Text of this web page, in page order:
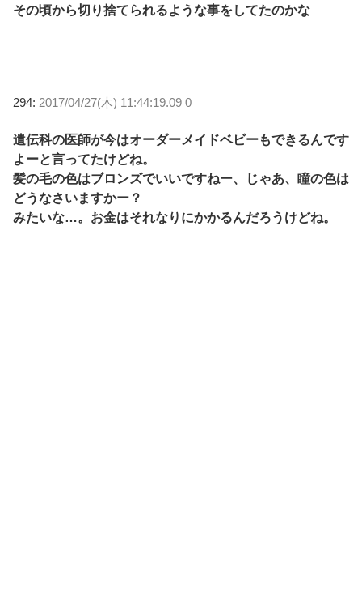
その頃から切り捨てられるような事をしてたのかな
294: 2017/04/27(木) 11:44:19.09 0
遺伝科の医師が今はオーダーメイドベビーもできるんです
よーと言ってたけどね。
髪の毛の色はブロンズでいいですねー、じゃあ、瞳の色は
どうなさいますかー？
みたいな…。お金はそれなりにかかるんだろうけどね。